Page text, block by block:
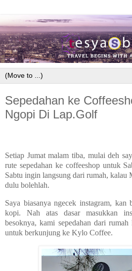
Sepedahan ke
Ngopi Di Lap.Golf
Setiap Jumat malam tiba, mulai deh
rute sepedahan ke coffeeshop untuk
Sabtu ingin langsung dari rumah, kalau
dulu bolehlah.
Saya biasanya ngecek instagram, kan
kopi. Nah atas dasar masukkan
besoknya, kami sepedahan dari
untuk berkunjung ke Kylo Coffee.